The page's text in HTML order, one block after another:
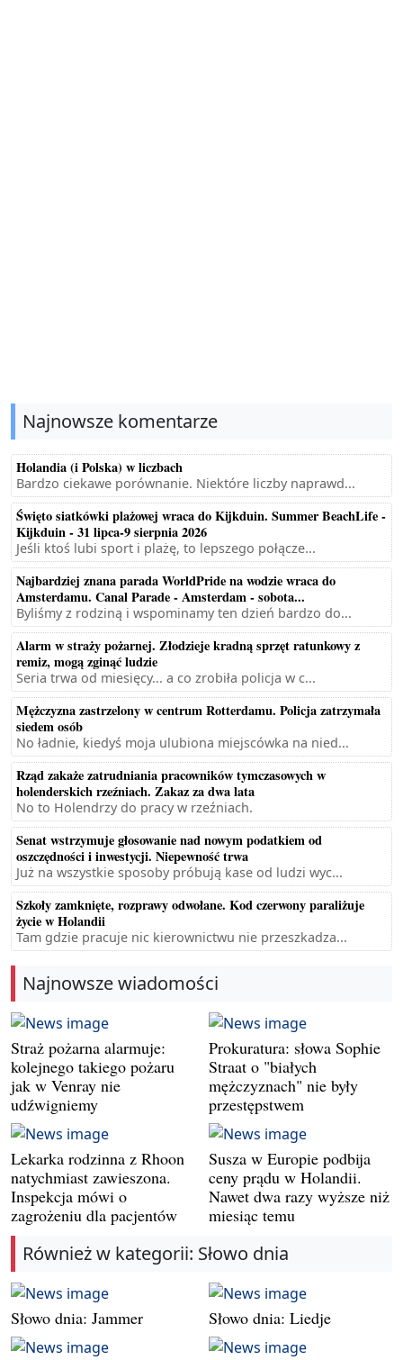
Najnowsze komentarze
Holandia (i Polska) w liczbach
Bardzo ciekawe porównanie. Niektóre liczby naprawd...
Święto siatkówki plażowej wraca do Kijkduin. Summer BeachLife -
Kijkduin - 31 lipca-9 sierpnia 2026
Jeśli ktoś lubi sport i plażę, to lepszego połącze...
Najbardziej znana parada WorldPride na wodzie wraca do
Amsterdamu. Canal Parade - Amsterdam - sobota...
Byliśmy z rodziną i wspominamy ten dzień bardzo do...
Alarm w straży pożarnej. Złodzieje kradną sprzęt ratunkowy z
remiz, mogą zginąć ludzie
Seria trwa od miesięcy... a co zrobiła policja w c...
Mężczyzna zastrzelony w centrum Rotterdamu. Policja zatrzymała
siedem osób
No ładnie, kiedyś moja ulubiona miejscówka na nied...
Rząd zakaże zatrudniania pracowników tymczasowych w
holenderskich rzeźniach. Zakaz za dwa lata
No to Holendrzy do pracy w rzeźniach.
Senat wstrzymuje głosowanie nad nowym podatkiem od
oszczędności i inwestycji. Niepewność trwa
Już na wszystkie sposoby próbują kase od ludzi wyc...
Szkoły zamknięte, rozprawy odwołane. Kod czerwony paraliżuje
życie w Holandii
Tam gdzie pracuje nic kierownictwu nie przeszkadza...
Najnowsze wiadomości
Straż pożarna alarmuje:
kolejnego takiego pożaru
jak w Venray nie
udźwigniemy
Prokuratura: słowa Sophie
Straat o "białych
mężczyznach" nie były
przestępstwem
Lekarka rodzinna z Rhoon
natychmiast zawieszona.
Inspekcja mówi o
zagrożeniu dla pacjentów
Susza w Europie podbija
ceny prądu w Holandii.
Nawet dwa razy wyższe niż
miesiąc temu
Również w kategorii: Słowo dnia
Słowo dnia: Jammer Słowo dnia: Liedje